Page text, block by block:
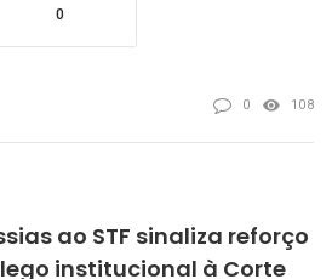
0
0 108
ao STF sinaliza reforço
institucional à Corte